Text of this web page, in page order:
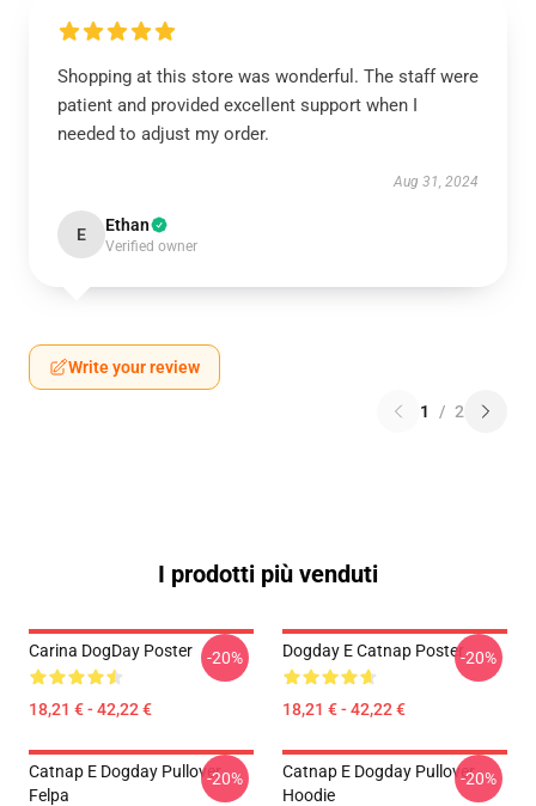
Shopping at this store was wonderful. The staff were
patient and provided excellent support when I
needed to adjust my order.
Aug 31, 2024
E Ethan
Verified owner
Write your review
1 / 2
I prodotti più venduti
Carina DogDay Poster
18,21 € - 42,22 €
-20% Dogday E Catnap Poster
18,21 € - 42,22 €
-20%
Catnap E Dogday Pullover
Felpa
-20%
Catnap E Dogday Pullover
Hoodie
-20%